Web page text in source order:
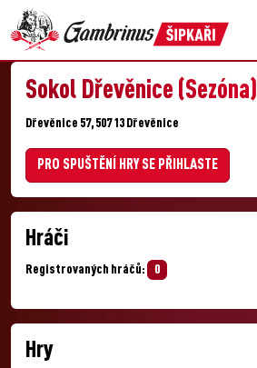
Sokol Dřevěnice (Sezóna)
Dřevěnice 57, 507 13 Dřevěnice
PRO SPUŠTĚNÍ HRY SE PŘIHLASTE
Hráči
Registrovaných hráčů: 0
Hry